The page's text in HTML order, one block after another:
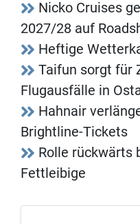
Nicko Cruises
2027/28 auf
Heftige
Taifun sorgt für
Flugausfälle in
Hahnair
Brightline-Tickets
Rolle rückwärts
Fettleibige